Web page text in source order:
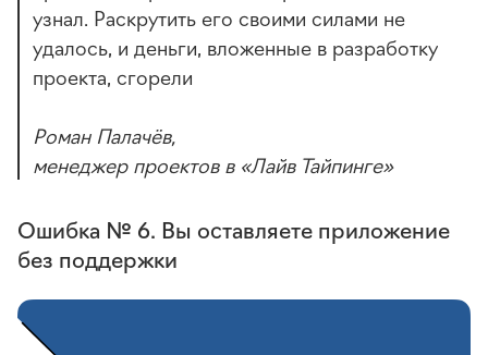
узнал. Раскрутить его своими силами не
удалось, и деньги, вложенные в разработку
проекта, сгорели
Роман Палачёв,
менеджер проектов в «Лайв Тайпинге»
Ошибка № 6. Вы оставляете приложение
без поддержки